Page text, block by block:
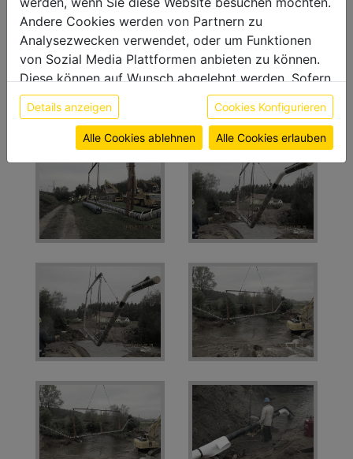
Andere Cookies werden von Partnern zu
Analysezwecken verwendet, oder um Funktionen
von Sozial Media Plattformen anbieten zu können.
Diese können auf Wunsch abgelehnt werden. Sofern
sie unsere Webseite weiter nutzen, geben Sie
Einwilligung zu unseren Cookies.
Weitere Informationen finden sie in unserer
Datenschutzerklärungbzw. im Impressum
Details anzeigen Cookies Konfigurieren
Alle Cookies ablehnen Alle Cookies erlauben